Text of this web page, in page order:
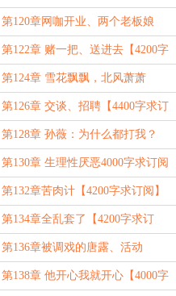
【4400字求订阅】
第120章网咖开业、两个老板娘
【4200字求订阅】
第122章 赌一把、送进去【4200字
求订阅】
第124章 雪花飘飘，北风萧萧
【4200字求订阅】
第126章 交谈、招聘【4400字求订
阅】
第128章 孙薇：为什么都打我？
【4100字求订阅】
第130章 生理性厌恶4000字求订阅
第132章苦肉计【4200字求订阅】
第134章全乱套了【4200字求订
阅】
第136章被调戏的唐露、活动
【4100字求订阅】
第138章 他开心我就开心【4000字